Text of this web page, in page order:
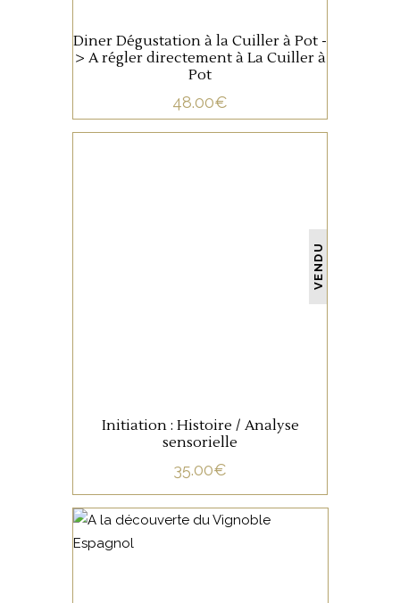
Diner Dégustation à la Cuiller à Pot -
> A régler directement à La Cuiller à
Pot
48.00€
VENDU
Initiation : Histoire / Analyse
sensorielle
35.00€